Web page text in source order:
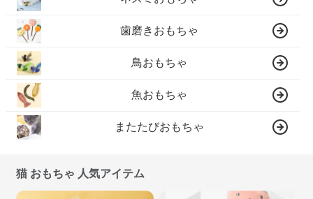
歯磨きおもちゃ
鳥おもちゃ
魚おもちゃ
またたびおもちゃ
猫 おもちゃ 人気アイテム